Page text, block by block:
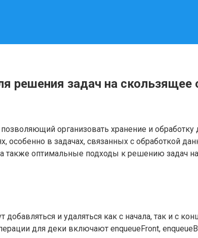
решения задач на скользящее
организовать хранение и
особенно в задачах, связанных с обработкой
а также оптимальные подходы к решению задач
и удаляться как с начала, так и с
для деки включают enqueueFront,